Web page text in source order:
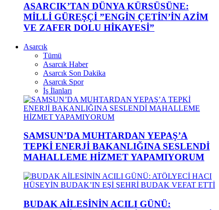
ASARCIK’TAN DÜNYA KÜRSÜSÜNE:
MİLLİ GÜREŞÇİ ”ENGİN ÇETİN’İN AZİM
VE ZAFER DOLU HİKAYESİ”
Asarcık
Tümü
Asarcık Haber
Asarcık Son Dakika
Asarcık Spor
İş İlanları
SAMSUN’DA MUHTARDAN YEPAŞ’A
TEPKİ ENERJİ BAKANLIĞINA SESLENDİ
MAHALLEME HİZMET YAPAMIYORUM
BUDAK AİLESİNİN ACILI GÜNÜ: